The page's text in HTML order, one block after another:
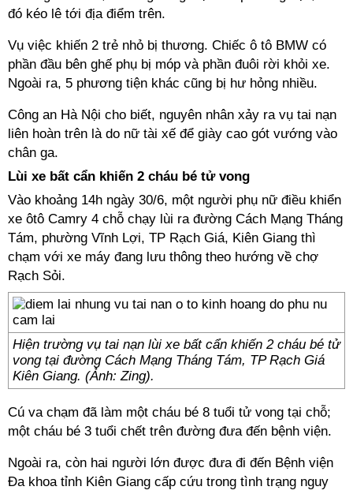
đó kéo lê tới địa điểm trên.
Vụ việc khiến 2 trẻ nhỏ bị thương. Chiếc ô tô BMW có
phần đầu bên ghế phụ bị móp và phần đuôi rời khỏi xe.
Ngoài ra, 5 phương tiện khác cũng bị hư hỏng nhiều.
Công an Hà Nội cho biết, nguyên nhân xảy ra vụ tai nạn
liên hoàn trên là do nữ tài xế để giày cao gót vướng vào
chân ga.
Lùi xe bất cẩn khiến 2 cháu bé tử vong
Vào khoảng 14h ngày 30/6, một người phụ nữ điều khiển
xe ôtô Camry 4 chỗ chạy lùi ra đường Cách Mạng Tháng
Tám, phường Vĩnh Lợi, TP Rạch Giá, Kiên Giang thì
chạm với xe máy đang lưu thông theo hướng về chợ
Rạch Sỏi.
Hiện trường vụ tai nạn lùi xe bất cẩn khiến 2 cháu bé tử
vong tại đường Cách Mạng Tháng Tám, TP Rạch Giá
Kiên Giang. (Ảnh: Zing).
Cú va chạm đã làm một cháu bé 8 tuổi tử vong tại chỗ;
một cháu bé 3 tuổi chết trên đường đưa đến bệnh viện.
Ngoài ra, còn hai người lớn được đưa đi đến Bệnh viện
Đa khoa tỉnh Kiên Giang cấp cứu trong tình trạng nguy